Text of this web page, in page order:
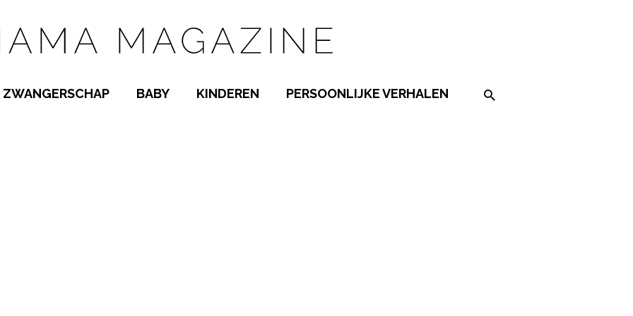
ZWANGERSCHAP BABY KINDEREN PERSOONLIJKE VERHALEN Search on the website